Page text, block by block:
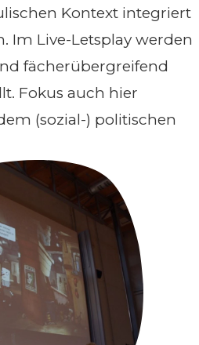
Kontext integriert
Im Live-Letsplay werden
fächerübergreifend
Fokus auch hier
(sozial-) politischen